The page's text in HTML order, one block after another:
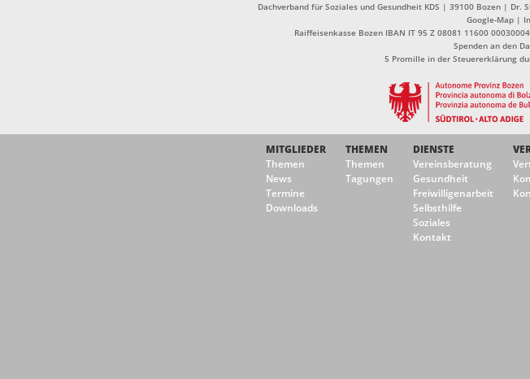
Dachverband für Soziales und Gesundheit KDS | 39100 Bozen |
Google-Map |
Raiffeisenkasse Bozen IBAN IT 95 Z 08081 11600
Spenden an den
5 Promille in der Steuererklärung
MITGLIEDER
Themen
News
Termine
Downloads
THEMEN
Themen
Tagungen
DIENSTE
Vereinsberatung
Gesundheit
Freiwilligenarbeit
Selbsthilfe
Soziales
Kontakt